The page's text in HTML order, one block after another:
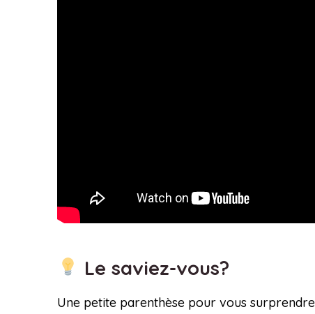
Le saviez-vous?
Une petite parenthèse pour vous